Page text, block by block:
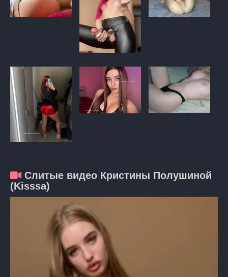
Слитые видео Кристины Полушиной
(Kisssa)